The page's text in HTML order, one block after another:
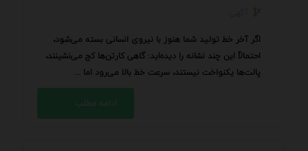
اگر آخر خط تولید شما هنوز با نیروی انسانی بسته می‌شود،
احتمالاً این چند نشانه را دیده‌اید: گاهی کارتن‌ها کج می‌نشینند،
پالت‌ها یکنواخت نیستند، سرعت خط بالا می‌رود اما ...
ادامه مطلب